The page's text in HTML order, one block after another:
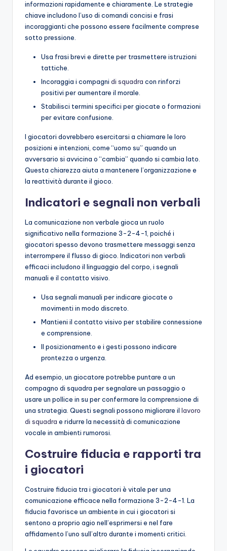
informazioni rapidamente e chiaramente. Le strategie
chiave includono l’uso di comandi concisi e frasi
incoraggianti che possono essere facilmente comprese
sotto pressione.
Usa frasi brevi e dirette per trasmettere istruzioni
tattiche.
Incoraggia i compagni di squadra con rinforzi
positivi per aumentare il morale.
Stabilisci termini specifici per giocate o formazioni
per evitare confusione.
I giocatori dovrebbero esercitarsi a chiamare le loro
posizioni e intenzioni, come “uomo su” quando un
avversario si avvicina o “cambia” quando si cambia lato.
Questa chiarezza aiuta a mantenere l’organizzazione e
la reattività durante il gioco.
Indicatori e segnali non verbali
La comunicazione non verbale gioca un ruolo
significativo nella formazione 3-2-4-1, poiché i
giocatori spesso devono trasmettere messaggi senza
interrompere il flusso di gioco. Indicatori non verbali
efficaci includono il linguaggio del corpo, i segnali
manuali e il contatto visivo.
Usa segnali manuali per indicare giocate o
movimenti in modo discreto.
Mantieni il contatto visivo per stabilire connessione
e comprensione.
Il posizionamento e i gesti possono indicare
prontezza o urgenza.
Ad esempio, un giocatore potrebbe puntare a un
compagno di squadra per segnalare un passaggio o
usare un pollice in su per confermare la comprensione di
una strategia. Questi segnali possono migliorare il lavoro
di squadra e ridurre la necessità di comunicazione
vocale in ambienti rumorosi.
Costruire fiducia e rapporti tra
i giocatori
Costruire fiducia tra i giocatori è vitale per una
comunicazione efficace nella formazione 3-2-4-1. La
fiducia favorisce un ambiente in cui i giocatori si
sentono a proprio agio nell’esprimersi e nel fare
affidamento l’uno sull’altro durante i momenti critici.